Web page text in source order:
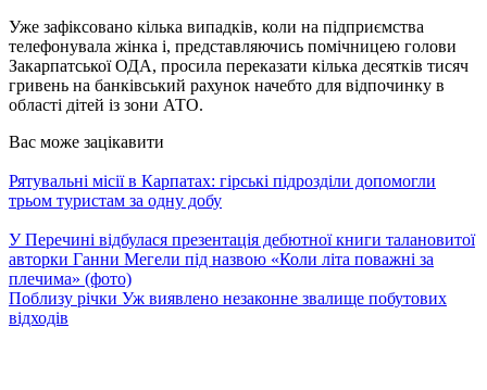
Уже зафіксовано кілька випадків, коли на підприємства
телефонувала жінка і, представляючись помічницею голови
Закарпатської ОДА, просила переказати кілька десятків тисяч
гривень на банківський рахунок начебто для відпочинку в
області дітей із зони АТО.
Вас може зацікавити
Рятувальні місії в Карпатах: гірські підрозділи допомогли
трьом туристам за одну добу
У Перечині відбулася презентація дебютної книги талановитої
авторки Ганни Мегели під назвою «Коли літа поважні за
плечима» (фото)
Поблизу річки Уж виявлено незаконне звалище побутових
відходів